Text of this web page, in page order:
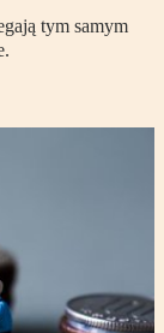
tym samym